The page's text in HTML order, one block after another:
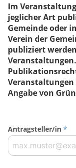
Im
jeglicher Art
Gemeinde oder
Verein der
publiziert
Angabe von
Antragsteller/in *